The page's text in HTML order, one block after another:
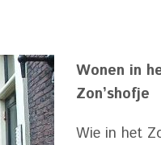
Wonen in
Zon’shofje
Wie in het